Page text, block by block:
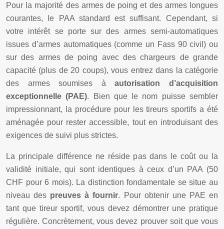
Pour la majorité des armes de poing et des armes longues
courantes, le PAA standard est suffisant. Cependant, si
votre intérêt se porte sur des armes semi-automatiques
issues d’armes automatiques (comme un Fass 90 civil) ou
sur des armes de poing avec des chargeurs de grande
capacité (plus de 20 coups), vous entrez dans la catégorie
des armes soumises àautorisation d’acquisition
exceptionnelle (PAE). Bien que le nom puisse sembler
impressionnant, la procédure pour les tireurs sportifs a été
aménagée pour rester accessible, tout en introduisant des
exigences de suivi plus strictes.
La principale différence ne réside pas dans le coût ou la
validité initiale, qui sont identiques à ceux d’un PAA (50
CHF pour 6 mois). La distinction fondamentale se situe au
niveau des preuves à fournir. Pour obtenir une PAE en
tant que tireur sportif, vous devez démontrer une pratique
régulière. Concrètement, vous devez prouver soit que vous